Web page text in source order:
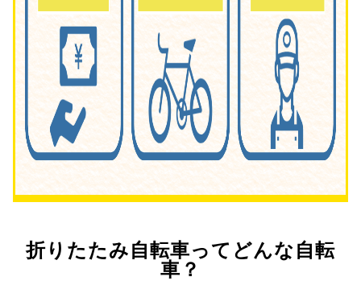
折りたたみ自転車ってどんな自転
車？